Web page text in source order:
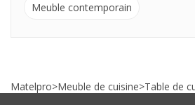
Meuble contemporain
Matelpro>Meuble de cuisine>Table de